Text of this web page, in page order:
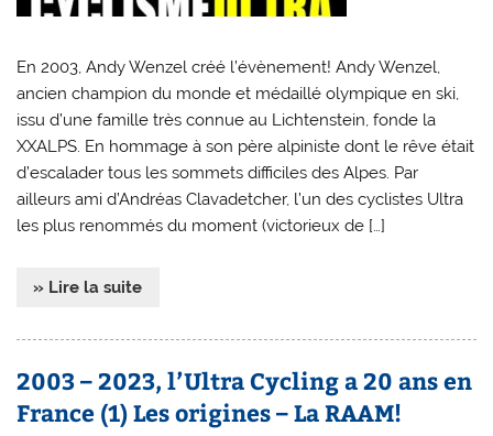
En 2003, Andy Wenzel créé l’évènement! Andy Wenzel,
ancien champion du monde et médaillé olympique en ski,
issu d’une famille très connue au Lichtenstein, fonde la
XXALPS. En hommage à son père alpiniste dont le rêve était
d’escalader tous les sommets difficiles des Alpes. Par
ailleurs ami d’Andréas Clavadetcher, l’un des cyclistes Ultra
les plus renommés du moment (victorieux de […]
» Lire la suite
2003 – 2023, l’Ultra Cycling a 20 ans en
France (1) Les origines – La RAAM!